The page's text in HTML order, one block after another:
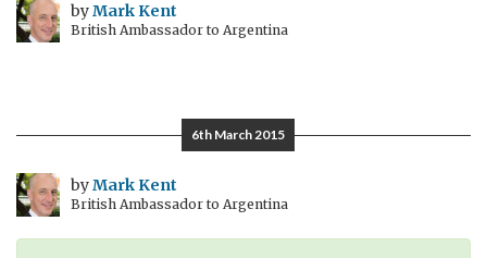
byMark Kent
British Ambassador to Argentina
6th March 2015
byMark Kent
British Ambassador to Argentina